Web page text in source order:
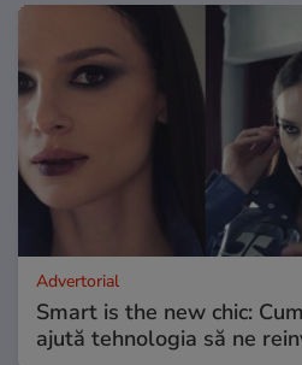
Advertorial
Smart is the new chic:
ajută tehnologia să ne